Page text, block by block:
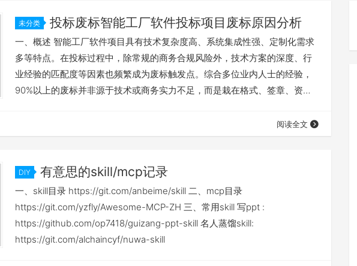
未分类 投标废标智能工厂软件投标项目废标原因分析
一、概述 智能工厂软件项目具有技术复杂度高、系统集成性强、定制化需求
多等特点。在投标过程中，除常规的商务合规风险外，技术方案的深度、行
业经验的匹配度等因素也频繁成为废标触发点。综合多位业内人士的经验，
90%以上的废标并非源于技术或商务实力不足，而是栽在格式、签章、资
查就能刷掉三分之一。这些不是能力问题，是没人给你列个清单打勾。" ——
标书老易（7年国央企采购审查经验） "干标书培训十余年，见过太多企业通
阅读全文
DIY 有意思的skill/mcp记录
一、skill目录 https://git.com/anbeime/skill 二、mcp目录
https://git.com/yzfly/Awesome-MCP-ZH 三、常用skill 写ppt :
https://github.com/op7418/guizang-ppt-skill 名人蒸馏skill:
https://git.com/alchaincyf/nuwa-skill